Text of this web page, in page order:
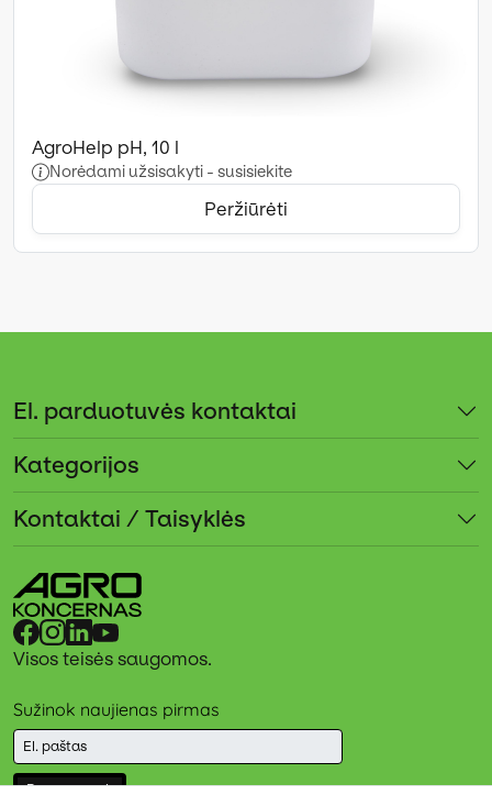
AgroHelp pH, 10 l
Norėdami užsisakyti - susisiekite
Peržiūrėti
El. parduotuvės kontaktai
Kategorijos
Kontaktai / Taisyklės
Visos teisės saugomos.
Sužinok naujienas pirmas
Prenumeruok